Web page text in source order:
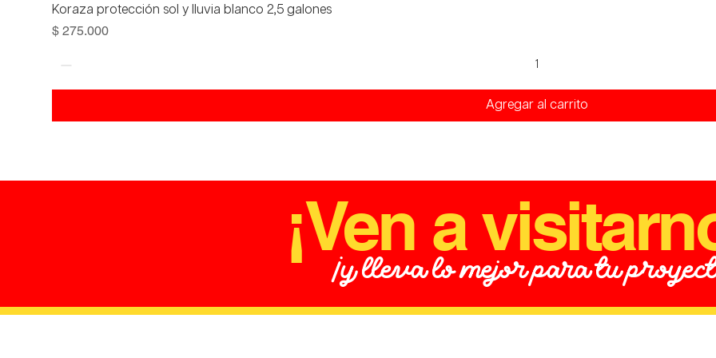
Koraza protección sol y lluvia blanco 2,5 galones
Precio
$ 275.000
Agregar al carrito
¡Ven a
¡y lleva lo mejor para tu